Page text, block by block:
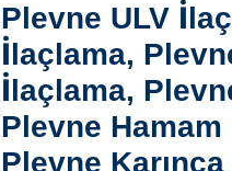
Plevne ULV
İlaçlama,
İlaçlama,
Plevne
Plevne